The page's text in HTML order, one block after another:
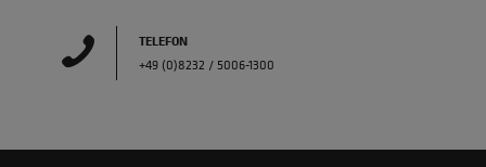
TELEFON
+49 (0)8232 / 5006-1300